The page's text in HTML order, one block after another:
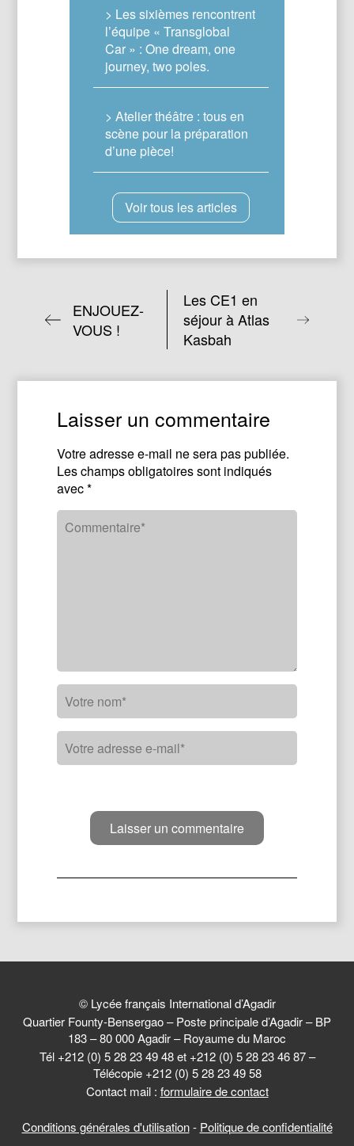
> Les sixièmes rencontrent
l’équipe « Transglobal
Car » : One dream, one
journey, two poles.
> Atelier théâtre : tous en
scène pour la préparation
d’une pièce!
Voir tous les articles
ENJOUEZ-
VOUS !
Les CE1 en
séjour à Atlas
Kasbah
Laisser un commentaire
Votre adresse e-mail ne sera pas publiée.
Les champs obligatoires sont indiqués
avec*
© Lycée français International d’Agadir
Quartier Founty-Bensergao – Poste principale d’Agadir – BP
183 – 80 000 Agadir – Royaume du Maroc
Tél +212 (0) 5 28 23 49 48 et +212 (0) 5 28 23 46 87 –
Télécopie +212 (0) 5 28 23 49 58
Contact mail : formulaire de contact
Conditions générales d'utilisation- Politique de confidentialité